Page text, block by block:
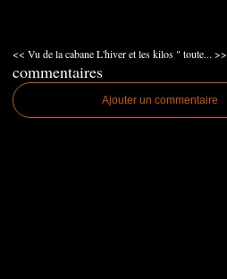
<< Vu de la cabaneL'hiver et les kilos " toute... >>
commentaires
Ajouter un commentaire